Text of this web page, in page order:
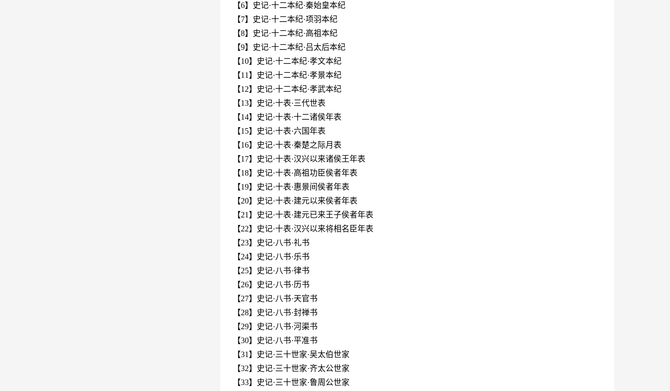
【6】史记·十二本纪·秦始皇本纪
【7】史记·十二本纪·项羽本纪
【8】史记·十二本纪·高祖本纪
【9】史记·十二本纪·吕太后本纪
【10】史记·十二本纪·孝文本纪
【11】史记·十二本纪·孝景本纪
【12】史记·十二本纪·孝武本纪
【13】史记·十表·三代世表
【14】史记·十表·十二诸侯年表
【15】史记·十表·六国年表
【16】史记·十表·秦楚之际月表
【17】史记·十表·汉兴以来诸侯王年表
【18】史记·十表·高祖功臣侯者年表
【19】史记·十表·惠景间侯者年表
【20】史记·十表·建元以来侯者年表
【21】史记·十表·建元已来王子侯者年表
【22】史记·十表·汉兴以来将相名臣年表
【23】史记·八书·礼书
【24】史记·八书·乐书
【25】史记·八书·律书
【26】史记·八书·历书
【27】史记·八书·天官书
【28】史记·八书·封禅书
【29】史记·八书·河渠书
【30】史记·八书·平准书
【31】史记·三十世家·吴太伯世家
【32】史记·三十世家·齐太公世家
【33】史记·三十世家·鲁周公世家